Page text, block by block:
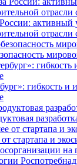
активный
отрасли
гибкость и
стартапа и